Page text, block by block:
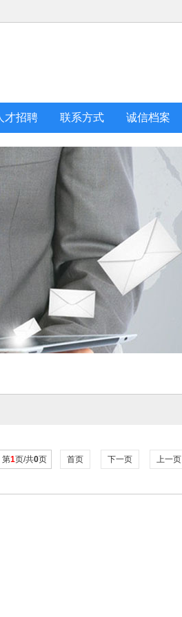
才招聘 联系方式 诚信档案
第1页/共0页 首页 下一页 上一页